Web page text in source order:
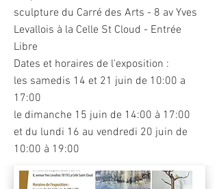
sculpture du Carré des Arts - 8 av Yves
Levallois à la Celle St Cloud - Entrée
Libre
Dates et horaires de l'exposition :
les samedis 14 et 21 juin de 10:00 a
17:00
le dimanche 15 juin de 14:00 à 17:00
et du lundi 16 au vendredi 20 juin de
10:00 à 19:00